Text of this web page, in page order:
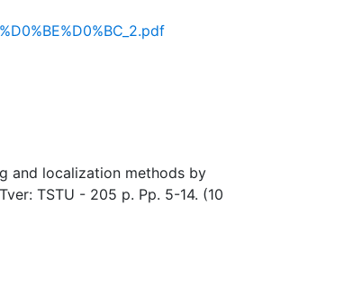
and localization methods by
TSTU - 205 p. Pp. 5-14. (10